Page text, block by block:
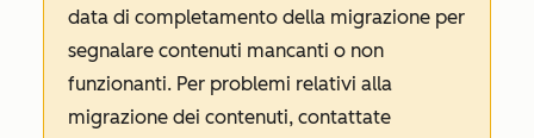
data di completamento della migrazione per
segnalare contenuti mancanti o non
funzionanti. Per problemi relativi alla
migrazione dei contenuti, contattate